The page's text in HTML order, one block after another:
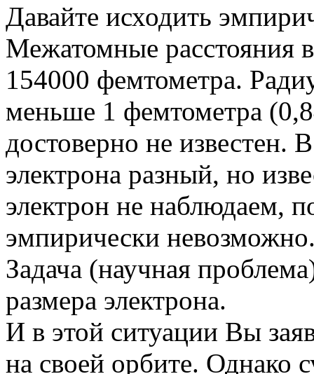
Давайте исходить
Межатомные расстояния
154000 фемтометра.
меньше 1 фемтометра
достоверно не известен.
электрона разный, но
электрон не наблюдаем,
эмпирически
Задача (научная
размера электрона.
И в этой ситуации Вы
на своей орбите. Однако